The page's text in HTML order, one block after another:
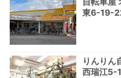
東6-19-
りんりん
西瑞江5-